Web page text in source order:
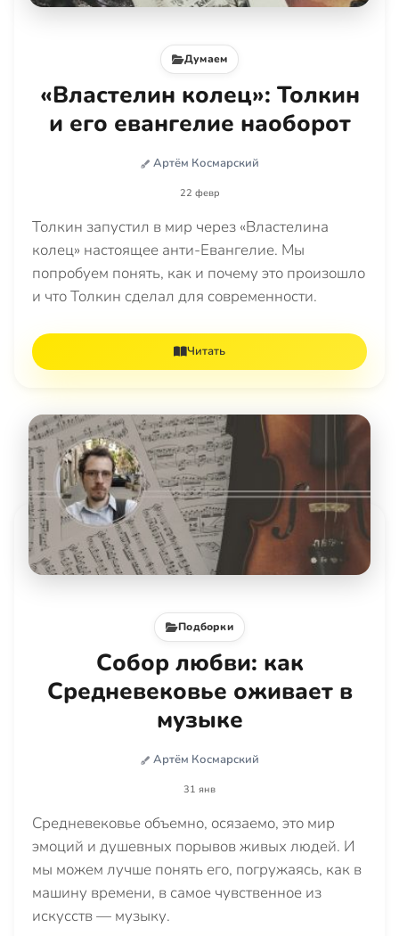
Думаем
«Властелин колец»: Толкин
и его евангелие наоборот
Артём Космарский
22 февр
Толкин запустил в мир через «Властелина
колец» настоящее анти-Евангелие. Мы
попробуем понять, как и почему это произошло
и что Толкин сделал для современности.
Читать
Подборки
Собор любви: как
Средневековье оживает в
музыке
Артём Космарский
31 янв
Средневековье объемно, осязаемо, это мир
эмоций и душевных порывов живых людей. И
мы можем лучше понять его, погружаясь, как в
машину времени, в самое чувственное из
искусств — музыку.